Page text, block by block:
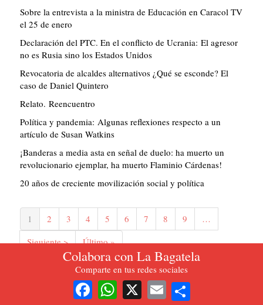
Colabora con La Bagatela
Comparte en tus redes sociales
FacebookWhatsApp
X Email
Sobre la entrevista a la ministra de Educación en Caracol TV
el 25 de enero
Declaración del PTC. En el conflicto de Ucrania: El agresor
no es Rusia sino los Estados Unidos
Revocatoria de alcaldes alternativos ¿Qué se esconde? El
caso de Daniel Quintero
Relato. Reencuentro
Política y pandemia: Algunas reflexiones respecto a un
artículo de Susan Watkins
¡Banderas a media asta en señal de duelo: ha muerto un
revolucionario ejemplar, ha muerto Flaminio Cárdenas!
20 años de creciente movilización social y política
Paginación
Página
actual
1 Página
2 Página
3 Página
4 Página
5 Página
6 Página
7 Página
8 Página
9
…
Siguiente
Siguiente >
Última
página
Último »